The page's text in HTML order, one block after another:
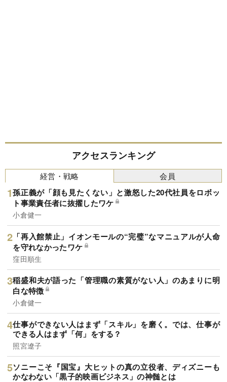
アクセスランキング
経営・戦略
孫正義が「顔も見たくない」と激怒した20代社員をロボッ
ト事業責任者に抜擢したワケ
小倉健一
「再入館禁止」イオンモールの“完璧”なマニュアルが人命
を守れなかったワケ
窪田順生
稲盛和夫が語った「管理職の素質がない人」のあまりに明
白な特徴
小倉健一
仕事ができない人はまず「スキル」を磨く。では、仕事が
できる人はまず「何」をする？
照宮遼子
ソニーこそ『国宝』大ヒットの真の立役者、ディズニーも
かなわない「黒子的映画ビジネス」の神髄とは
会員